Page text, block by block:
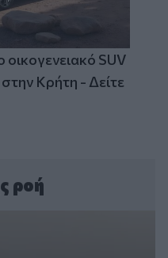
SUV
Κρήτη - Δείτε
ροή